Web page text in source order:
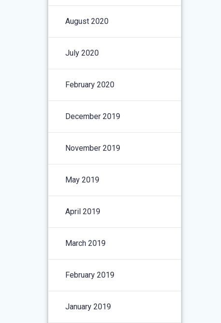
August 2020
July 2020
February 2020
December 2019
November 2019
May 2019
April 2019
March 2019
February 2019
January 2019